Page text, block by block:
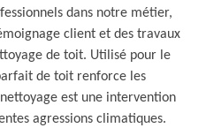
dans notre métier,
client et des travaux
de toit. Utilisé pour le
de toit renforce les
est une intervention
agressions climatiques.